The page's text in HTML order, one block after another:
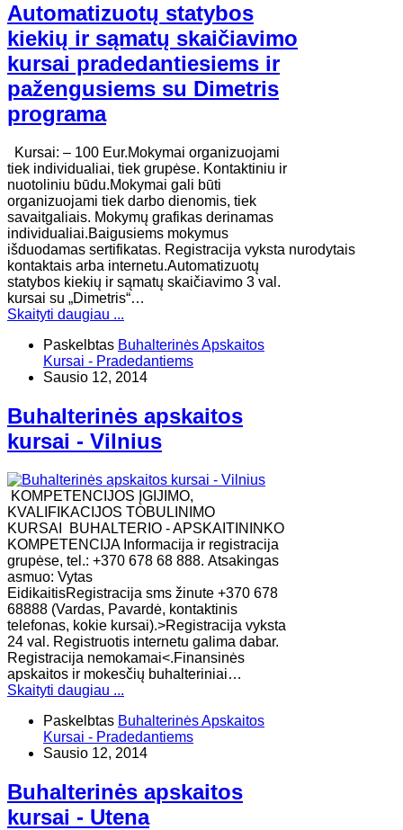
Automatizuotų statybos
kiekių ir sąmatų skaičiavimo
kursai pradedantiesiems ir
pažengusiems su Dimetris
programa
Kursai: – 100 Eur.Mokymai organizuojami
tiek individualiai, tiek grupėse. Kontaktiniu ir
nuotoliniu būdu.Mokymai gali būti
organizuojami tiek darbo dienomis, tiek
savaitgaliais. Mokymų grafikas derinamas
individualiai.Baigusiems mokymus
išduodamas sertifikatas. Registracija vyksta nurodytais
kontaktais arba internetu.Automatizuotų
statybos kiekių ir sąmatų skaičiavimo 3 val.
kursai su „Dimetris“…
Skaityti daugiau ...
Paskelbtas Buhalterinės Apskaitos
Kursai - Pradedantiems
Sausio 12, 2014
Buhalterinės apskaitos
kursai - Vilnius
KOMPETENCIJOS ĮGIJIMO,
KVALIFIKACIJOS TOBULINIMO
KURSAI BUHALTERIO - APSKAITININKO
KOMPETENCIJA Informacija ir registracija
grupėse, tel.: +370 678 68 888. Atsakingas
asmuo: Vytas
EidikaitisRegistracija sms žinute +370 678
68888 (Vardas, Pavardė, kontaktinis
telefonas, kokie kursai).>Registracija vyksta
24 val. Registruotis internetu galima dabar.
Registracija nemokamai<.Finansinės
apskaitos ir mokesčių buhalteriniai…
Skaityti daugiau ...
Paskelbtas Buhalterinės Apskaitos
Kursai - Pradedantiems
Sausio 12, 2014
Buhalterinės apskaitos
kursai - Utena